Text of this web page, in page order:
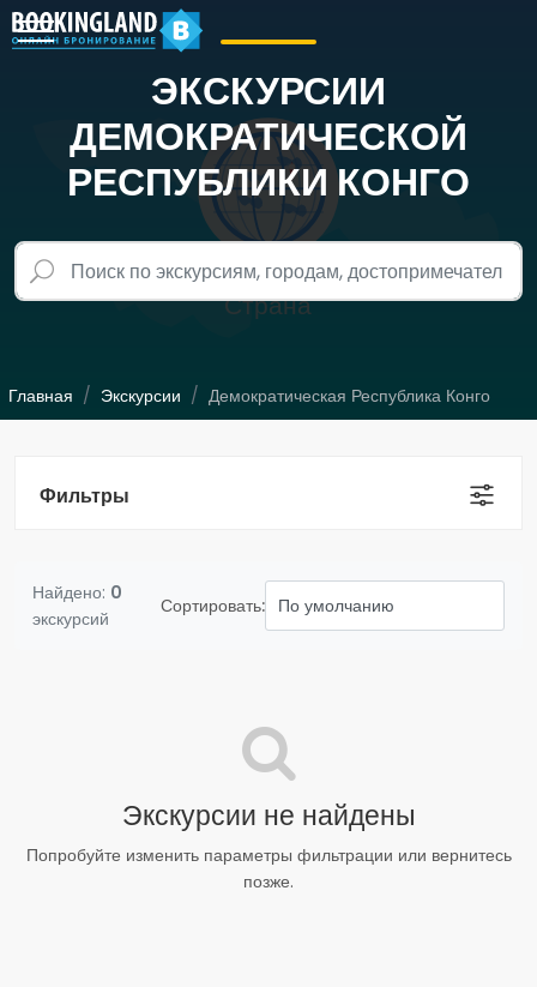
ЭКСКУРСИИ
ДЕМОКРАТИЧЕСКОЙ
РЕСПУБЛИКИ КОНГО
Главная Экскурсии Демократическая Республика Конго
Фильтры
Найдено: 0
экскурсий
Сортировать:
Экскурсии не найдены
Попробуйте изменить параметры фильтрации или вернитесь
позже.